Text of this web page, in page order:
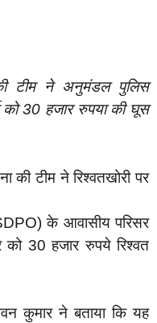
टीम ने अनुमंडल पुलिस
को 30 हजार रुपया की घूस
की टीम ने रिश्वतखोरी पर
के आवासीय परिसर
30 हजार रुपये रिश्वत
कुमार ने बताया कि यह